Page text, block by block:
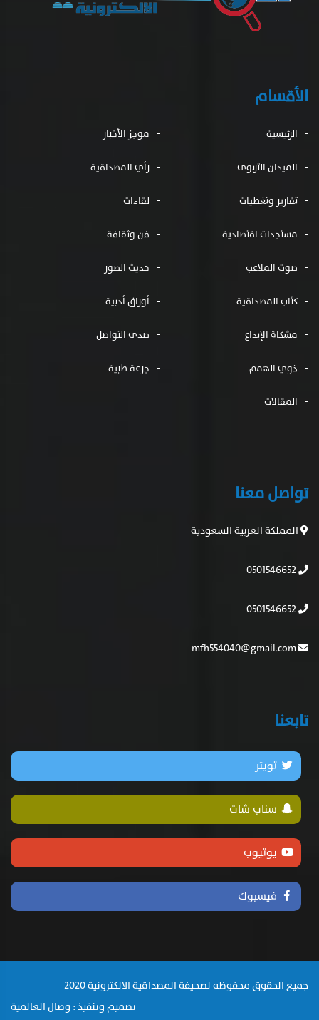
الأقسام
الرئيسية موجز الأخبار
الميدان التربوى رأي المصداقية
تقارير وتغطيات لقاءات
مستجدات اقتصادية فن وثقافة
صوت الملاعب حديث الصور
كتّاب المصداقية أوراق أدبية
مشكاة الإبداع صدى التواصل
ذوي الهمم جرعة طبية
المقالات
تواصل معنا
المملكة العربية السعودية
تابعنا
تويتر
سناب شات
يوتيوب
فيسبوك
جميع الحقوق محفوظه لصحيفة المصداقية الالكترونية 2020
تصميم وتنفيذ : وصال العالمية